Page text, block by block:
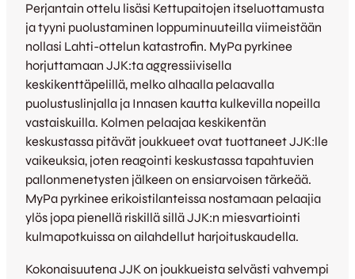
Perjantain ottelu lisäsi Kettupaitojen itseluottamusta
ja tyyni puolustaminen loppuminuuteilla viimeistään
nollasi Lahti-ottelun katastrofin. MyPa pyrkinee
horjuttamaan JJK:ta aggressiivisella
keskikenttäpelillä, melko alhaalla pelaavalla
puolustuslinjalla ja Innasen kautta kulkevilla nopeilla
vastaiskuilla. Kolmen pelaajaa keskikentän
keskustassa pitävät joukkueet ovat tuottaneet JJK:lle
vaikeuksia, joten reagointi keskustassa tapahtuvien
pallonmenetysten jälkeen on ensiarvoisen tärkeää.
MyPa pyrkinee erikoistilanteissa nostamaan pelaajia
ylös jopa pienellä riskillä sillä JJK:n miesvartiointi
kulmapotkuissa on ailahdellut harjoituskaudella.
Kokonaisuutena JJK on joukkueista selvästi vahvempi